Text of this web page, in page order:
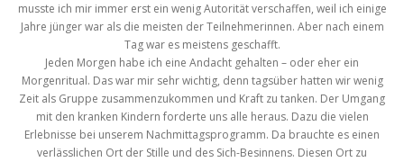
musste ich mir immer erst ein wenig Autorität verschaffen, weil ich einige
Jahre jünger war als die meisten der Teilnehmerinnen. Aber nach einem
Tag war es meistens geschafft.
Jeden Morgen habe ich eine Andacht gehalten – oder eher ein
Morgenritual. Das war mir sehr wichtig, denn tagsüber hatten wir wenig
Zeit als Gruppe zusammenzukommen und Kraft zu tanken. Der Umgang
mit den kranken Kindern forderte uns alle heraus. Dazu die vielen
Erlebnisse bei unserem Nachmittagsprogramm. Da brauchte es einen
verlässlichen Ort der Stille und des Sich-Besinnens. Diesen Ort zu